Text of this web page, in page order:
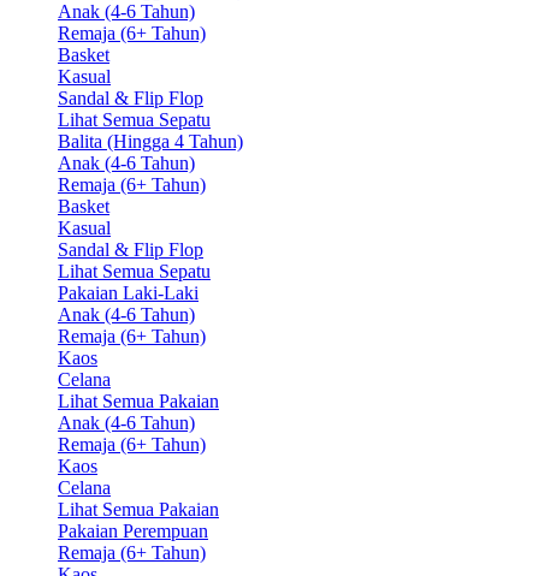
Anak (4-6 Tahun)
Remaja (6+ Tahun)
Basket
Kasual
Sandal & Flip Flop
Lihat Semua Sepatu
Balita (Hingga 4 Tahun)
Anak (4-6 Tahun)
Remaja (6+ Tahun)
Basket
Kasual
Sandal & Flip Flop
Lihat Semua Sepatu
Pakaian Laki-Laki
Anak (4-6 Tahun)
Remaja (6+ Tahun)
Kaos
Celana
Lihat Semua Pakaian
Anak (4-6 Tahun)
Remaja (6+ Tahun)
Kaos
Celana
Lihat Semua Pakaian
Pakaian Perempuan
Remaja (6+ Tahun)